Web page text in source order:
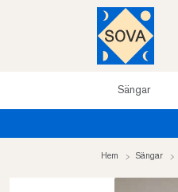
Sängar
Hem Sängar